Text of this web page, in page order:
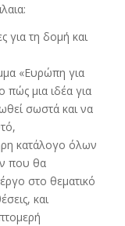
για τη δομή και
«Ευρώπη για
πώς μια ιδέα για
σωστά και να
κατάλογο όλων
που θα
στο θεματικό
και